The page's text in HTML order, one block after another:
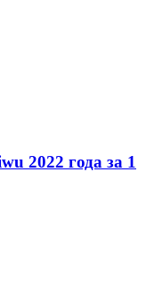
2022 года за 1